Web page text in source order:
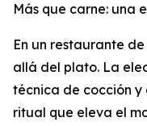
Más que carne: una
En un restaurante
allá del plato. La
técnica de cocción y
ritual que eleva el